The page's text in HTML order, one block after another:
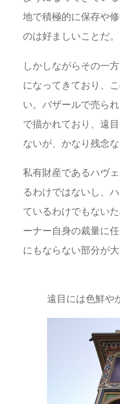
地で積極的に保存や
のは好ましいことだ。
しかしながらその一
になってきており、
い。バザールで売ら
で描かれており、遠
ないが、かなり残念
私有財産であるハヴ
るわけではないし、
ているわけでもない
ーナー自身の裁量に
にもならない部分が大
遠目には色鮮や